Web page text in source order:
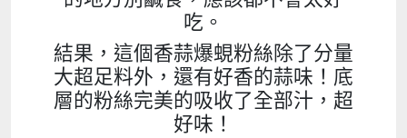
吃。
結果，這個香蒜爆蜆粉絲除了分量
大超足料外，還有好香的蒜味！底
層的粉絲完美的吸收了全部汁，超
好味！